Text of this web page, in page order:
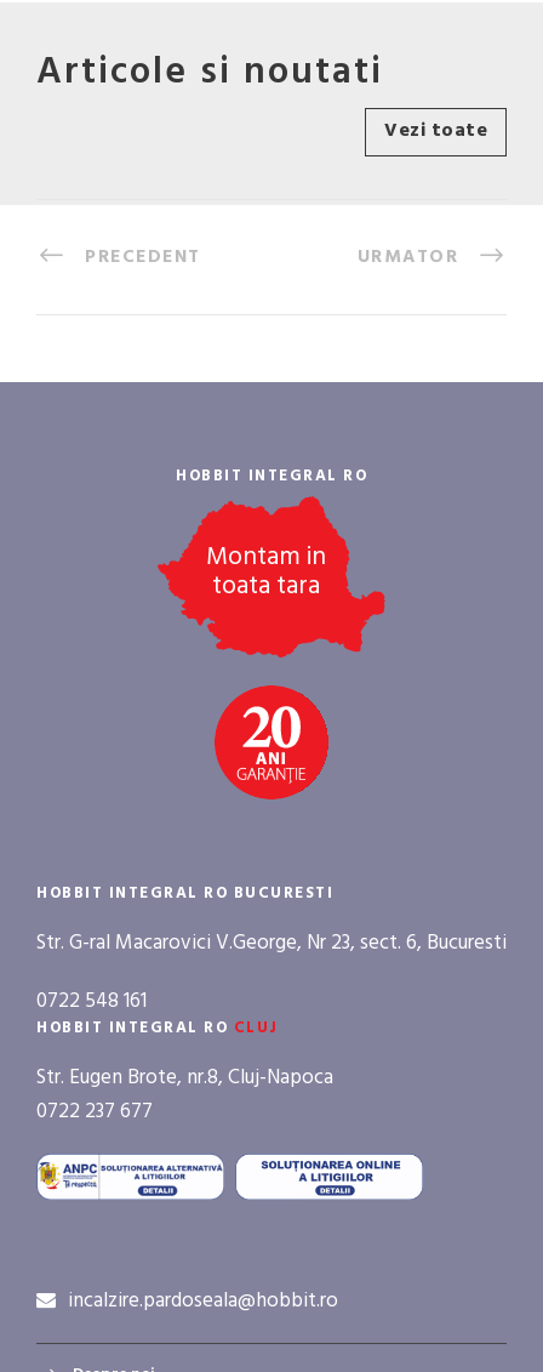
Articole si noutati
Vezi toate
PRECEDENT URMATOR
HOBBIT INTEGRAL RO
Montam in
toata tara
HOBBIT INTEGRAL RO BUCURESTI
Str. G-ral Macarovici V.George, Nr 23, sect. 6, Bucuresti
0722 548 161
HOBBIT INTEGRAL RO CLUJ
Str. Eugen Brote, nr.8, Cluj-Napoca
0722 237 677
incalzire.pardoseala@hobbit.ro